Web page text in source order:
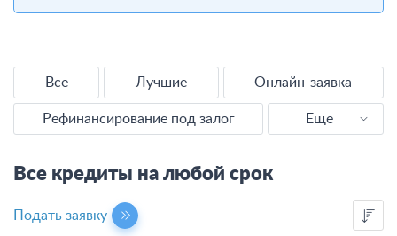
Все Лучшие Онлайн-заявка
Рефинансирование под залог
Еще
Наличными
Без справок
Все кредиты на любой срок
Подать заявку